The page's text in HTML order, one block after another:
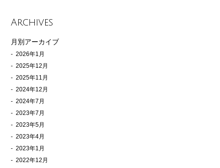
Archives
月別アーカイブ
2026年1月
2025年12月
2025年11月
2024年12月
2024年7月
2023年7月
2023年5月
2023年4月
2023年1月
2022年12月